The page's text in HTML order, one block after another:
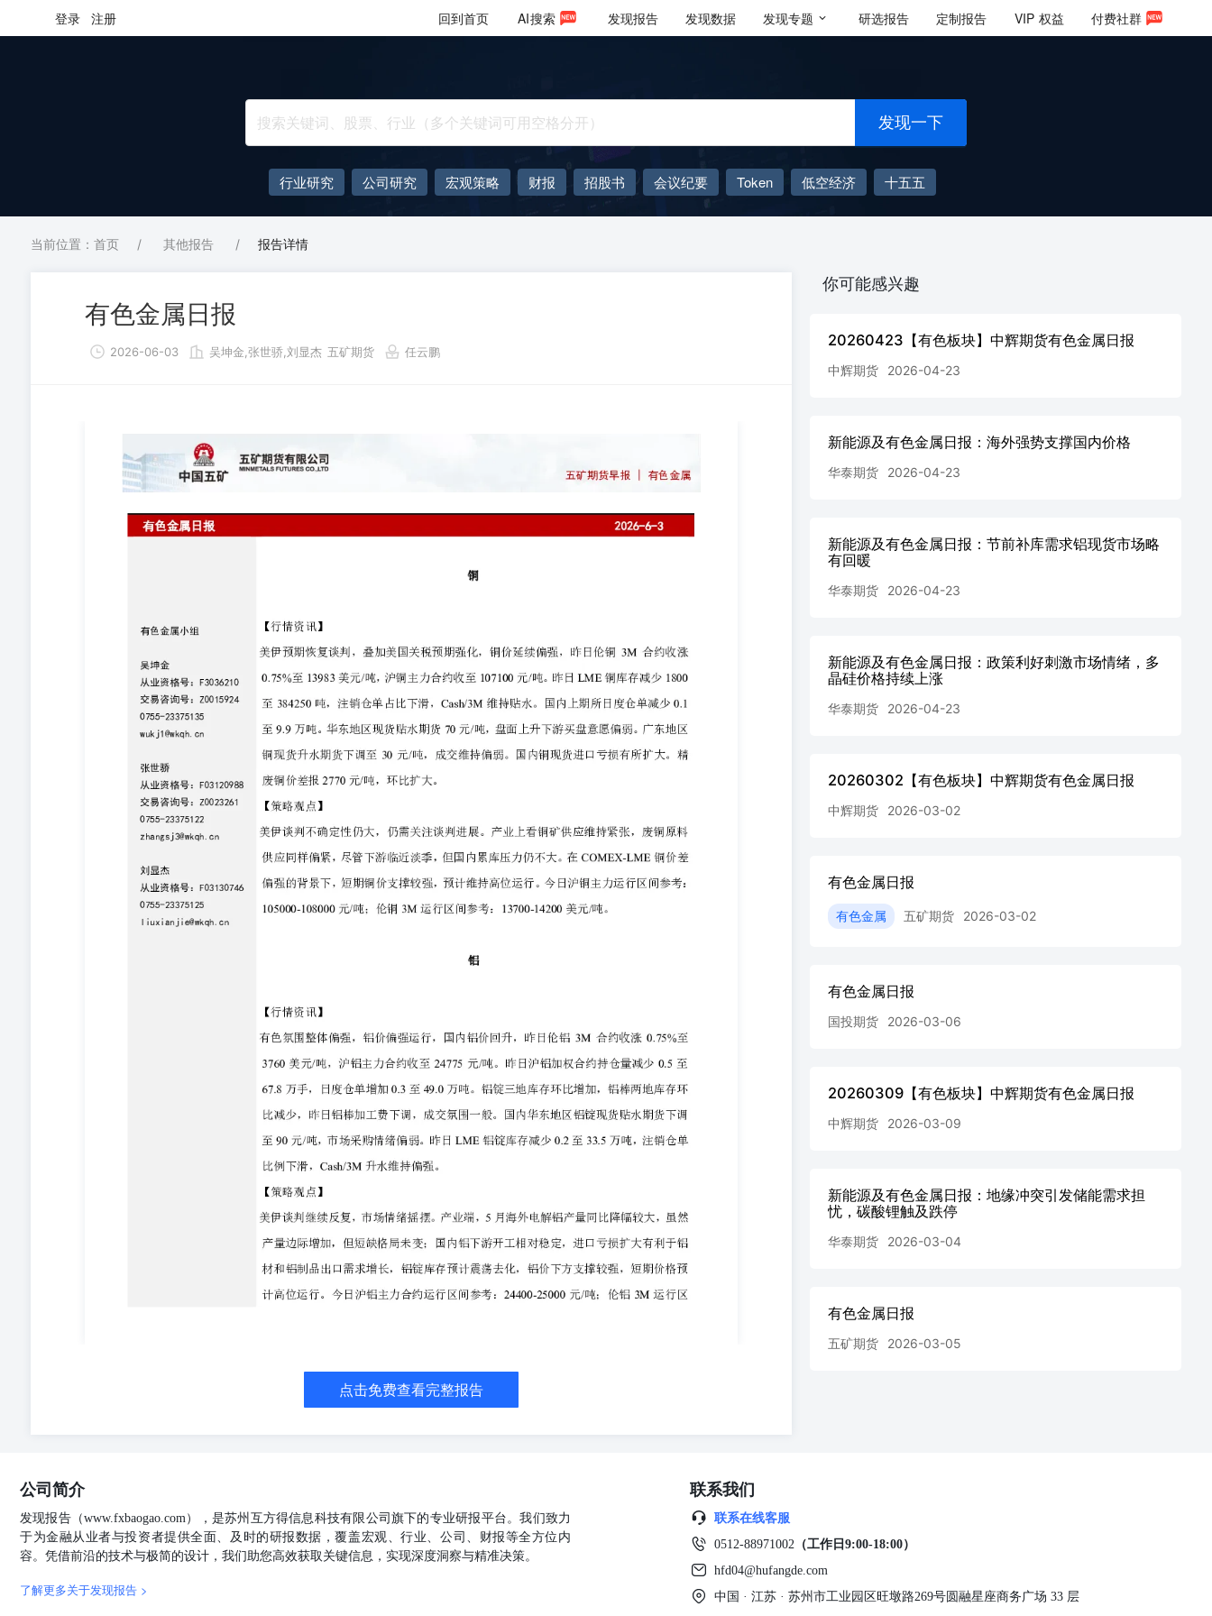
登录 注册 回到首页 AI搜索 发现报告 发现数据 发现专题 研选报告 定制报告 VIP 权益 付费社群
发现一下
行业研究 公司研究 宏观策略 财报 招股书 会议纪要 Token 低空经济
十五五
AIGC
大模型
当前位置：首页 / 其他报告 / 报告详情
有色金属日报
2026-06-03 吴坤金,张世骄,刘显杰 五矿期货 任云鹏
0.75%至13983美元/吨，沪铜主力合约收至107100元/吨。昨日LME铜库存减少1800至384250吨，注销仓单占比下滑，Cash/3M维
持贴水。国内上期所日度仓单减少0.1至9.9万吨。华东地区现货贴水期货70元/吨，盘面上升下游买盘意愿偏弱。广东地区铜现货
升水期货下调至30元/吨，成交维持偏弱。国内铜现货进口亏损有所扩大。精废铜价差报2770元/吨，环比扩大。 吴坤金从业资格
23375122zhangsj3@wkqh.cn 【策略观点】 美伊谈判不确定性仍大，仍需关注谈判进展。产业上看铜矿供应维持紧张，废铜原料
格号：F031307460755-23375125liuxianjie@wkqh.cn 铝 【行情资讯】 有色氛围整体偏强，铝价偏强运行，国内铝价回升，昨日伦
加0.3至49.0万吨。铝锭三地库存环比增加，铝棒两地库存环比减少，昨日铝棒加工费下调，成交氛围一般。国内华东地区铝锭
现货贴水期货下调至90元/吨，市场采购情绪偏弱。昨日LME铝锭库存减少0.2至33.5万吨，注销仓单比例下滑，Cash/3M升水维
持偏强。 【策略观点】 美伊谈判继续反复，市场情绪摇摆。产业端，5月海外电解铝产量同比降幅较大，虽然产量边际增加，
但短缺格局未变；国内铝下游开工相对稳定，进口亏损扩大有利于铝材和铝制品出口需求增长，铝锭库存预计震荡去化，铝价下
方支撑较强，短期价格预计高位运行。今日沪铝主力合约运行区间参考：24400-25000元/吨；伦铝3M运行区 间参考：3700-3820
美元/吨。 铸造铝合金 【行情资讯】 昨日铸造铝合金价格回升，主力合约收盘涨1.79%至23300元/吨（截至下午3点），加权合
约持仓增加至2.06万手，成交量1.44万手，量能放大，仓单微增至3.98万吨。AL2607合约与AD2607合约价差1525元/吨，环比扩
大。国内主流地区ADC12均价涨200元/吨，进口ADC12报价上调200元/吨，成交环比有所改善。库存方面，国内三地库存减少
0.06至3.04万吨。 【策略观点】 铸造铝合金成本端价格仍有支撑，下游处于相对旺季，叠加供应端扰动加大和原料供应偏紧，
短期价格预计高位运行。 铅 【行情资讯】 周二沪铅指数收涨0.19%至16605元/吨，单边交易总持仓11.1万手。截至周二下午
15：00，伦铅3S较前日同期涨0.5至2018美元/吨，总持仓16.37万手。SMM1#铅锭均价16400元/吨，再生精铅均价16400元/吨，精
废价差平水，废电动车电池均价9900元/吨。上期所铅锭期货库存录得5.73万吨，内盘原生基差-140元/吨，连续合约-连一合约价
差-101.4美元/吨。剔汇后盘面沪伦比价录得1.219，铅锭进口盈亏为-282.79元/吨。据钢联数据，6月1日全国主要市场铅锭社会库
存为6.72万吨，较5月28日增加0.10万吨。 【策略观点】 铅精矿港口库存抬升，铅精矿TC持平，原生铅开工率小幅下滑。铅废料
库存基本持平，再生铅开工率小幅抬升。下游蓄企开工率持平，消费维稳。伦铅再现大额交仓，结构边际走弱。铅酸蓄电池价格
中枢抬升，铅价下方存在支撑。近日沪铅空头集中度抬升，短期存在进一步下探风险。 锌 【行情资讯】 周二沪锌指数收涨
万手。SMM0#锌锭均价24720元/吨，上海基差-65元/吨，天津基差-115元/吨，广东基差-65元/吨，沪粤价差平水。上期所锌锭期
口盈亏为-3873元/吨。据钢联数据，6月1日全国主要市场锌锭社会库存为23.00万吨，较5月28日增加0.15万吨。 【策略观点】 锌
精矿港口库存下滑，锌精矿TC加速下行。硫酸价格滞涨高位震荡，锌冶炼企业利润进一步承压，后续存在减产预期。下游开工
维持偏弱，国内锌锭库存高位运行，上期所沪锌月差维持偏弱，但国内锌锭基差小幅抬升。当前锌产业维持锌矿紧张，海外交割
运行，后续仍需警惕LME市场潜在的结构性风险。 锡 【行情资讯】 6月2日，沪锡主力合约收报449820元/吨，较前日上涨
4.16%。SHFE库存报7647吨，较前日减少70吨。LME库存报8845吨，较前日减少5吨。供给方面，印尼出口仍受RKAB配额审批
等因素影响，出口量维持在偏低水平。同时，缅甸复产仍低于市场预期，当地炸药和抽水等影响扰动依旧存在，预计缅甸5月进
口矿环比继续下滑。此外，刚果（金）埃博拉疫情存在潜在风险。需求端，半导体上行周期，PCB耗锡需求维持高速增长，下游
半导体涨价由AI领域向传统领域扩散，对锡估值构成支撑。库存方面，2026年5月29日全国主要市场锡锭社会库存10380吨，较
上周五增加665吨。 【策略观点】 短期锡供应扰动仍存，叠加需求端叙事支撑，预计锡价偏强运行为主。国内主力合约参考运
吨，较前日上涨0.88%。现货市场，各品牌升贴水大幅下跌，俄镍现货均价对近月合约升贴水为-350元/吨，较前日持平；金川镍
现货升水均价800元/吨，较前日持平。成本端，1.6%品位印尼内贸红土镍矿到厂价报78.3美元/湿吨，价格较前日持平，1.2%品
位印尼内贸红土镍矿到厂价报30.5美金/湿吨，价格较前日持平。镍铁方面，价格持稳运行，10-12%高镍生铁均价报1144元/镍
预计镍价短期小幅反弹。操作方面，建议逢低做多为主。短期沪镍价格运行区间参考14.0-16.0万元/吨，伦镍3M合约运行区间参
度增量有限，需求端下游排产逐月环增，碳酸锂价格下跌后，下游接货较为积极。尽管短期盘面价格受仓单压制，但对下方空间
端，几内亚CIF价格维持67美元/吨，澳大利亚CIF价格维持63美元/吨。 【策略观点】 矿端，几内亚铝土矿管控政策即将发布，
预计最终政策将适度削减出口量，抬高矿价重心，但矿价上行空间仍受到压制，后面将继续关注政策进展，预计矿价短期易涨难
跌；氧化铝冶炼端二季度投产高峰期将至，中长期过剩格局仍难以改变；交割方面，注册仓单高企仍会持续压制盘面价格。当前
建议以观望为主，等待铝土矿配额制政策落地。AO2609合约参考运行区间：2750-2950元/吨，需重点关注国内仓单变化、供应
收缩政策、几内亚矿石政策、美伊冲突。 不锈钢 【行情资讯】 周二下午15：00不锈钢主力合约收15065元/吨，当日+1.45%
(+215)，单边持仓20.06万手，较上一交易日+2536手。现货方面，佛山市场德龙304冷轧卷板报15050元/吨，较前日+100，无锡市
场宏旺304冷轧卷板报15200元/吨，较前日+100；佛山基差-215(-115)，无锡基差-65(-115)；佛山宏旺201报9750元/吨，较前日持
点击免费查看完整报告
你可能感兴趣
20260423【有色板块】中辉期货有色金属日报
中辉期货 2026-04-23
新能源及有色金属日报：海外强势支撑国内价格
华泰期货 2026-04-23
新能源及有色金属日报：节前补库需求铝现货市场略
有回暖
华泰期货 2026-04-23
新能源及有色金属日报：政策利好刺激市场情绪，多
晶硅价格持续上涨
华泰期货 2026-04-23
20260302【有色板块】中辉期货有色金属日报
中辉期货 2026-03-02
有色金属日报
有色金属 五矿期货 2026-03-02
有色金属日报
国投期货 2026-03-06
20260309【有色板块】中辉期货有色金属日报
中辉期货 2026-03-09
新能源及有色金属日报：地缘冲突引发储能需求担
忧，碳酸锂触及跌停
华泰期货 2026-03-04
有色金属日报
五矿期货 2026-03-05
公司简介
发现报告（www.fxbaogao.com），是苏州互方得信息科技有限公司旗下的专业研报平台。我们致力
于为金融从业者与投资者提供全面、及时的研报数据，覆盖宏观、行业、公司、财报等全方位内
容。凭借前沿的技术与极简的设计，我们助您高效获取关键信息，实现深度洞察与精准决策。
了解更多关于发现报告 >
联系我们
联系在线客服
0512-88971002 （工作日9:00-18:00）
hfd04@hufangde.com
中国 · 江苏 · 苏州市工业园区旺墩路269号圆融星座商务广场 33 层